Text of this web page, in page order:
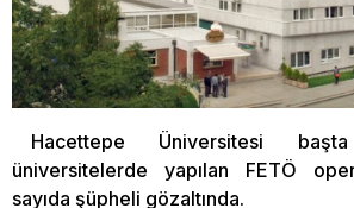
Hacettepe Üniversitesi
üniversitelerde yapılan FETÖ
sayıda şüpheli gözaltında.